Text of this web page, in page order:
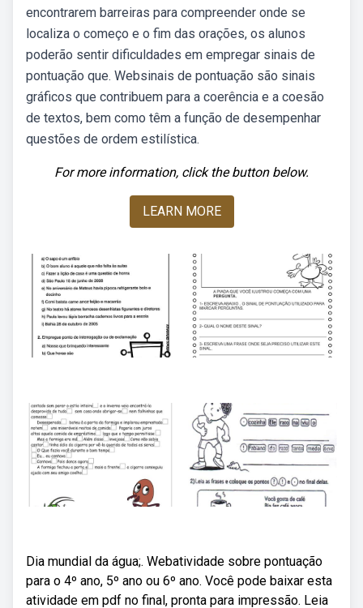
encontrarem barreiras para compreender onde se
localiza o começo e o fim das orações, os alunos
poderão sentir dificuldades em empregar sinais de
pontuação que. Websinais de pontuação são sinais
gráficos que contribuem para a coerência e a coesão
de textos, bem como têm a função de desempenhar
questões de ordem estilística.
For more information, click the button below.
LEARN MORE
Dia mundial da água;. Webatividade sobre pontuação
para o 4º ano, 5º ano ou 6º ano. Você pode baixar esta
atividade em pdf no final, pronta para impressão. Leia